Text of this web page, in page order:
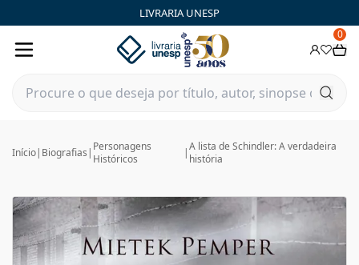
LIVRARIA UNESP
0
Início| Biografias | Personagens
Históricos
|A lista de Schindler: A verdadeira
história